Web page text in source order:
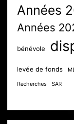
Années
Années
bénévole
levée de fonds
Recherches SAR